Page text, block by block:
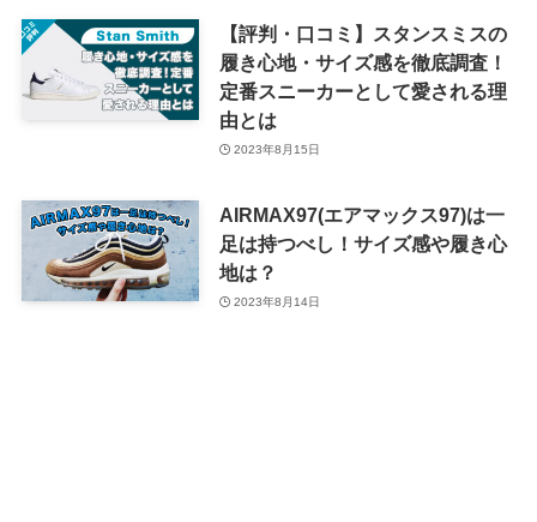
【評判・口コミ】スタンスミスの
履き心地・サイズ感を徹底調査！
定番スニーカーとして愛される理
由とは
2023年8月15日
AIRMAX97(エアマックス97)は一
足は持つべし！サイズ感や履き心
地は？
2023年8月14日